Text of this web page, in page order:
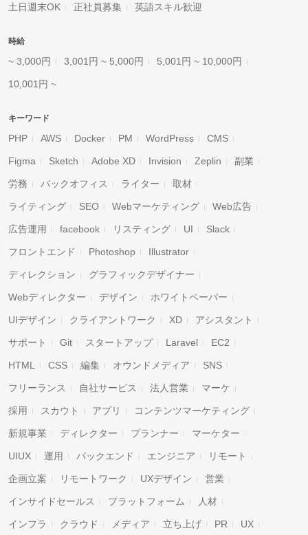
土日週末OK 正社員募集 英語スキル歓迎
時給
~ 3,000円 3,001円 ~ 5,000円 5,001円 ~ 10,000円
10,001円 ~
キーワード
PHP AWS Docker PM WordPress CMS
Figma Sketch Adobe XD Invision Zeplin 副業
労務 バックオフィス ライター 取材
ライティング SEO Webマーケティング Web広告
広告運用 facebook リスティング UI Slack
フロントエンド Photoshop Illustrator
ディレクション グラフィックデザイナー
Webディレクター デザイン ホワイトペーパー
UIデザイン クライアントワーク XD アシスタント
サポート Git スタートアップ Laravel EC2
HTML CSS 編集 オウンドメディア SNS
フリーランス 自社サービス 法人営業 マーケ
採用 スカウト アプリ コンテンツマーケティング
新規事業 ディレクター プランナー マーケター
UIUX 運用 バックエンド エンジニア リモート
企画立案 リモートワーク UXデザイン 営業
インサイドセールス プラットフォーム 人材
インフラ クラウド メディア 立ち上げ PR UX